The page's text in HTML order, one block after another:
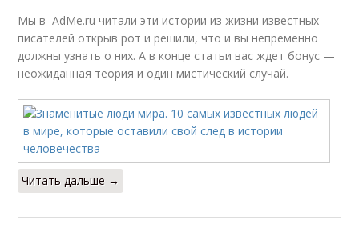
Мы в AdMe.ru читали эти истории из жизни известных
писателей открыв рот и решили, что и вы непременно
должны узнать о них. А в конце статьи вас ждет бонус —
неожиданная теория и один мистический случай.
Читать дальше →